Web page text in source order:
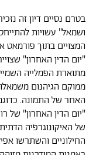
בטרם נסיים דיון זה
ושמאל" עשויות
המצויים בתוך פורמאט
"יום הדין האחרון"
מתוארת הפמלייה
ממוקם הגיהנום
האחר של התמונה.
"יום הדין האחרון" של
של האיקונוגרפיה
החילוניים והשתרשו